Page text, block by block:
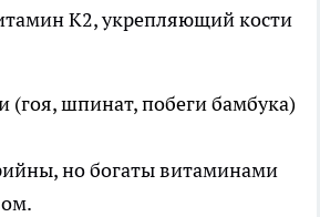
K2, укрепляющий кости
(гоя, шпинат, побеги бамбука)
но богаты витаминами